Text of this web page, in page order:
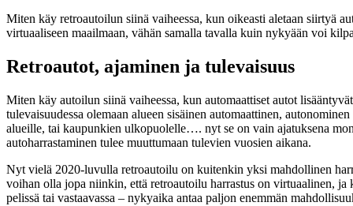
Miten käy retroautoilun siinä vaiheessa, kun oikeasti aletaan siirtyä
virtuaaliseen maailmaan, vähän samalla tavalla kuin nykyään voi
Retroautot, ajaminen ja tulevaisuus
Miten käy autoilun siinä vaiheessa, kun automaattiset autot
tulevaisuudessa olemaan alueen sisäinen automaattinen,
alueille, tai kaupunkien ulkopuolelle…. nyt se on vain ajatuksena
autoharrastaminen tulee muuttumaan tulevien vuosien aikana.
Nyt vielä 2020-luvulla retroautoilu on kuitenkin yksi mahdollinen
voihan olla jopa niinkin, että retroautoilu harrastus on virtuaalinen, ja
pelissä tai vastaavassa – nykyaika antaa paljon enemmän